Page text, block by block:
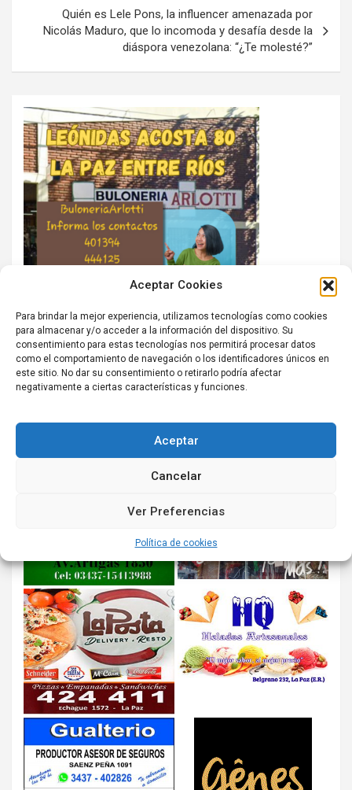
Aceptar Cookies
Para brindar la mejor experiencia, utilizamos tecnologías como cookies
para almacenar y/o acceder a la información del dispositivo. Su
consentimiento para estas tecnologías nos permitirá procesar datos
como el comportamiento de navegación o los identificadores únicos en
este sitio. No dar su consentimiento o retirarlo podría afectar
negativamente a ciertas características y funciones.
Aceptar
Cancelar
Ver Preferencias
Política de cookies
Quién es Lele Pons, la influencer amenazada por
Nicolás Maduro, que lo incomoda y desafía desde la
diáspora venezolana: “¿Te molesté?”